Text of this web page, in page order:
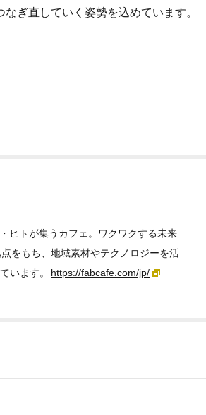
ぎ直していく姿勢を込めています。
ヒトが集うカフェ。ワクワクする未来
をもち、地域素材やテクノロジーを活
います。
https://fabcafe.com/jp/